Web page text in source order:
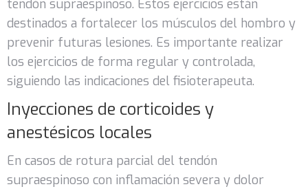
tendón supraespinoso. Estos ejercicios están
destinados a fortalecer los músculos del hombro y
prevenir futuras lesiones. Es importante realizar
los ejercicios de forma regular y controlada,
siguiendo las indicaciones del fisioterapeuta.
Inyecciones de corticoides y
anestésicos locales
En casos de rotura parcial del tendón
supraespinoso con inflamación severa y dolor